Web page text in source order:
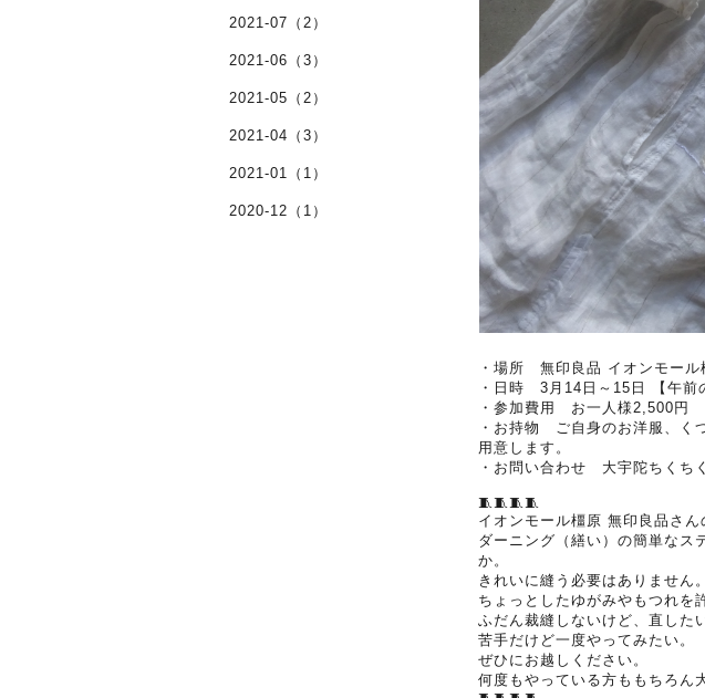
・場所 無印良品 イオンモー
・日時 3月14日～15日 【午前
・参加費用 お一人様2,500円
・お持物 ご自身のお洋服、く
用意します。
・お問い合わせ 大宇陀ちくち
🧵🧵🧵🧵
イオンモール橿原 無印良品さ
ダーニング（繕い）の簡単なス
か。
きれいに縫う必要はありません。
ちょっとしたゆがみやもつれを
ふだん裁縫しないけど、直した
苦手だけど一度やってみたい。
ぜひにお越しください。
何度もやっている方ももちろん
2021-07（2）
2021-06（3）
2021-05（2）
2021-04（3）
2021-01（1）
2020-12（1）